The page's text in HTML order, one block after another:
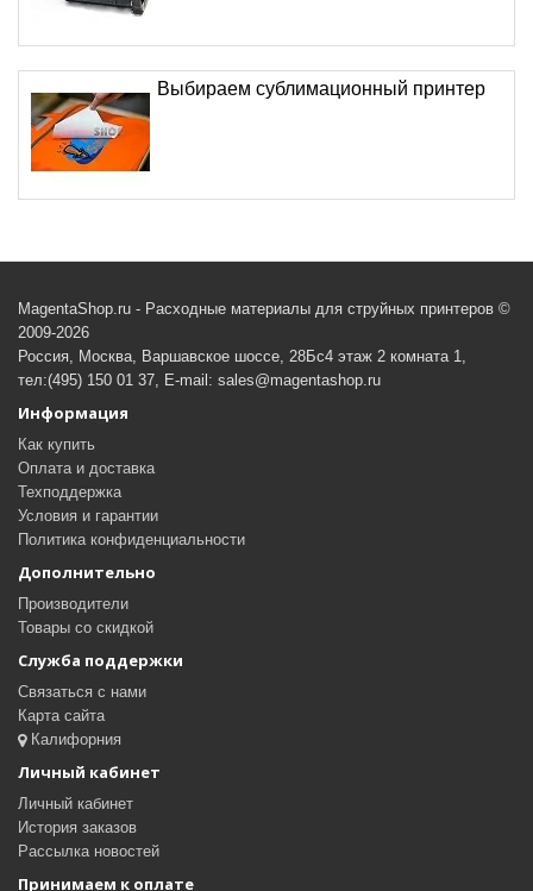
Выбираем сублимационный принтер
MagentaShop.ru - Расходные материалы для струйных принтеров ©
2009-2026
Россия, Москва, Варшавское шоссе, 28Бс4 этаж 2 комната 1,
тел:(495) 150 01 37, E-mail: sales@magentashop.ru
Информация
Как купить
Оплата и доставка
Техподдержка
Условия и гарантии
Политика конфиденциальности
Дополнительно
Производители
Товары со скидкой
Служба поддержки
Связаться с нами
Карта сайта
Калифорния
Личный кабинет
Личный кабинет
История заказов
Рассылка новостей
Принимаем к оплате